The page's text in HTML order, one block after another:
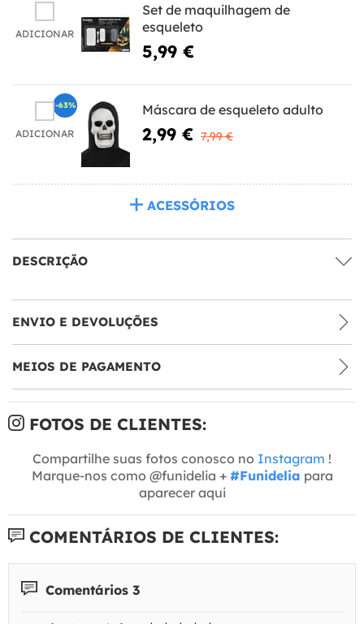
ADICIONAR
Set de maquilhagem de
esqueleto
5,99 €
ADICIONAR
Máscara de esqueleto adulto
2,99 € 7,99 €
-63%
ACESSÓRIOS
DESCRIÇÃO
ENVIO E DEVOLUÇÕES
MEIOS DE PAGAMENTO
FOTOS DE CLIENTES:
Compartilhe suas fotos conosco no Instagram !
Marque-nos como @funidelia + #Funidelia para
aparecer aqui
COMENTÁRIOS DE CLIENTES:
Comentários 3